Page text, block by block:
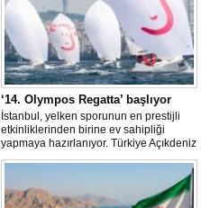
‘14. Olympos Regatta’ başlıyor
İstanbul, yelken sporunun en prestijli
etkinliklerinden birine ev sahipliği
yapmaya hazırlanıyor. Türkiye Açıkdeniz
Yarış Kulübü (TAYK), Türkiye Yelken
birliğiyle hayata geçirilecek olan 14.
TAYK - Eker Olympos Regatta, 7